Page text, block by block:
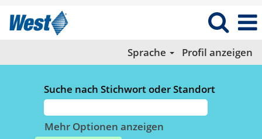
Sprache Profil anzeigen
Suche nach Stichwort oder Standort
Mehr Optionen anzeigen